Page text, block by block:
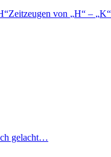
Zeitzeugen von H – K
gelacht…